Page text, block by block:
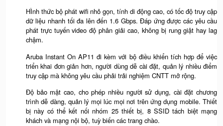
HÌnh thức bộ phát wifi nhỏ gọn, tính di động cao, có tốc độ truy cập
dữ liệu nhanh tối đa lên đến 1.6 Gbps. Đáp ứng được các yêu cầu
phát trực tuyến video độ phân giải cao, không bị rung giật hay lag
chậm.
Aruba Instant On AP11 đi kèm với bộ điều khiển tích hợp để việc
triển khai đơn giản hơn, người dùng dễ cài đặt, quản lý nhiều điểm
truy cập mà không yêu cầu phải trải nghiệm CNTT mở rộng.
Độ bảo mật cao, cho phép nhiều người sử dụng, cài đặt chương
trình dễ dàng, quản lý mọi lúc mọi nơi trên ứng dụng mobile. Thiết
bị này có thể kết nối nhóm 25 thiết bị, 8 SSID tách biệt mạng
khách và mạng nội bộ, tuỳ biến các trang chào.